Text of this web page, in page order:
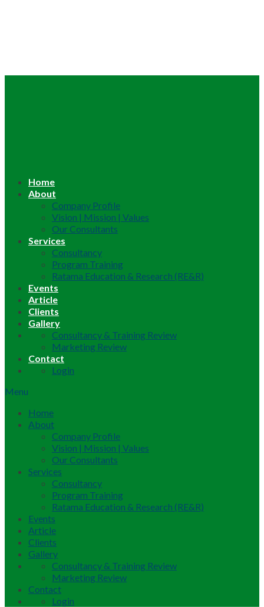
Home
About
Company Profile
Vision | Mission | Values
Our Consultants
Services
Consultancy
Program Training
Ratama Education & Research (RE&R)
Events
Article
Clients
Gallery
Consultancy & Training Review
Marketing Review
Contact
Login
Menu
Home
About
Company Profile
Vision | Mission | Values
Our Consultants
Services
Consultancy
Program Training
Ratama Education & Research (RE&R)
Events
Article
Clients
Gallery
Consultancy & Training Review
Marketing Review
Contact
Login